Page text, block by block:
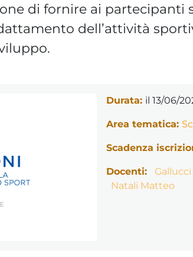
di fornire ai partecipanti
dell’attività
Durata: il 13/06/
Area tematica:
Scadenza
Docenti: Gallucci
Natali Matteo